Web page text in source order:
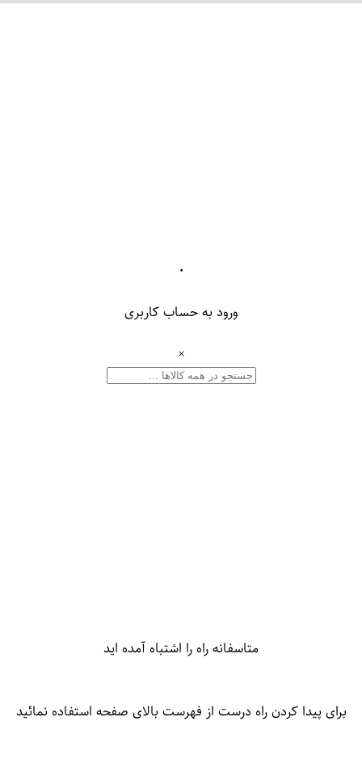
۰
ورود به حساب کاربری
×
متاسفانه راه را اشتباه آمده اید
برای پیدا کردن راه درست از فهرست بالای صفحه استفاده نمائید